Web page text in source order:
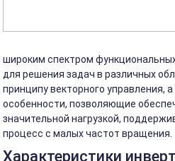
широким спектром
для решения задач в различных
принципу векторного управления,
особенности, позволяющие
значительной нагрузкой,
процесс с малых частот вращения.
Характеристики